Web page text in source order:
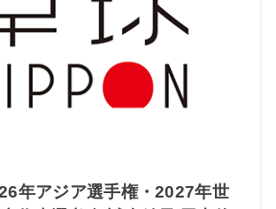
年アジア選手権・2027年世